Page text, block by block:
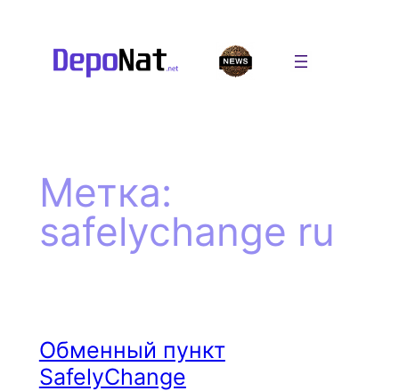
содержимому
Метка:
safelychange ru
Обменный пункт
SafelyChange